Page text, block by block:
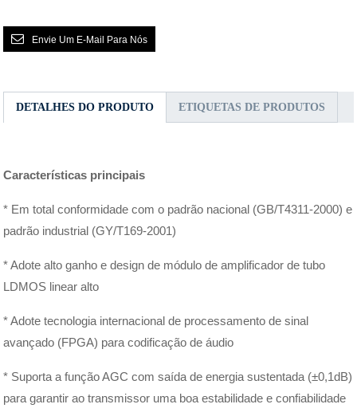
Envie Um E-Mail Para Nós
DETALHES DO PRODUTO ETIQUETAS DE PRODUTOS
Características principais
* Em total conformidade com o padrão nacional (GB/T4311-2000) e
padrão industrial (GY/T169-2001)
* Adote alto ganho e design de módulo de amplificador de tubo
LDMOS linear alto
* Adote tecnologia internacional de processamento de sinal
avançado (FPGA) para codificação de áudio
* Suporta a função AGC com saída de energia sustentada (±0,1dB)
para garantir ao transmissor uma boa estabilidade e confiabilidade